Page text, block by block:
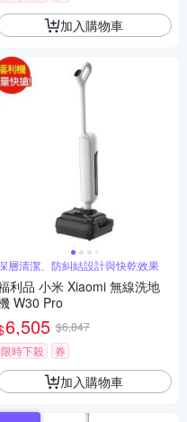
加入購物車
層清潔、防糾結設計與快乾效果
品 小米 Xiaomi 無線洗地
W30 Pro
6,505 $6,847
限時下殺
券
加入購物車